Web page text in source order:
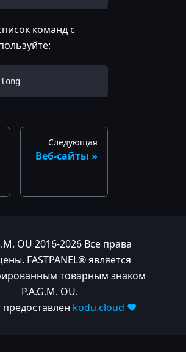
команд с
Следующая
Веб-сайты
OU 2016-2026 Все права
FASTPANEL® является
товарным знаком
P.A.G.M. OU.
предоставлен kodu.cloud ❤️